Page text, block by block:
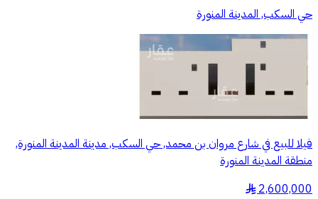
حي السكب, المدينة المنورة
فيلا للبيع في شارع مروان بن محمد, حي السكب, مدينة المدينة المنورة,
منطقة المدينة المنورة
2,600,000
§